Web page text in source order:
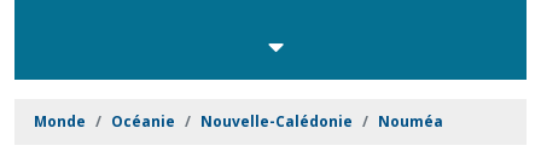
Monde Océanie Nouvelle-Calédonie Nouméa